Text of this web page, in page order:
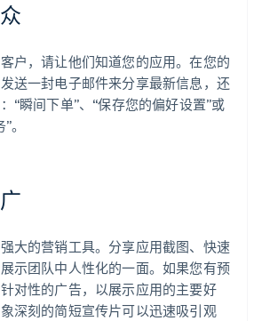
户，请让他们知道您的应用。在您的
送一封电子邮件来分享最新信息，还
“瞬间下单”、“保存您的偏好设置”或
。
大的营销工具。分享应用截图、快速
示团队中人性化的一面。如果您有预
对性的广告，以展示应用的主要好
深刻的简短宣传片可以迅速吸引观